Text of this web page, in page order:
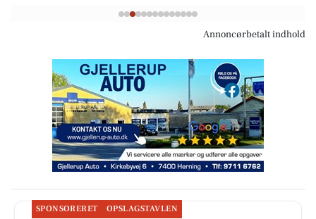
Annoncørbetalt indhold
SPONSORERET OPSLAGSTAVLEN